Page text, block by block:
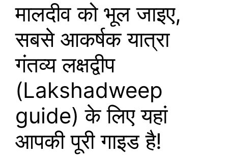
मालदीव को भूल जाइए,
सबसे आकर्षक यात्रा
गंतव्य लक्षद्वीप
(Lakshadweep
guide) के लिए यहां
आपकी पूरी गाइड है!